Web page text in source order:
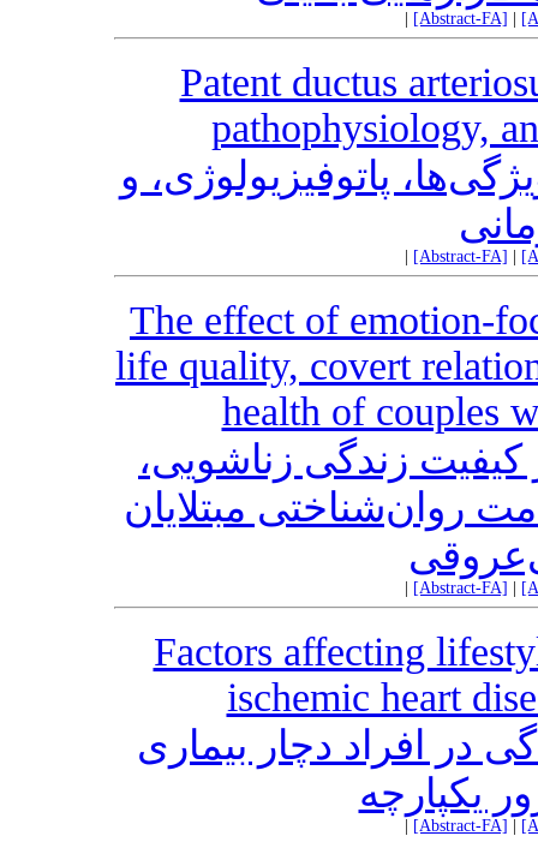
[Abstract-FA]
Patent ductus
pathophysiology,
پاتوفیزیولوژی، و
[Abstract-FA]
The effect of emotion-
life quality, covert
health of couples
کیفیت زندگی زناشویی،
روان‌شناختی مبتلایان
[Abstract-FA]
Factors affecting
ischemic heart
در افراد دچار بیماری
یکپارچه
[Abstract-FA]